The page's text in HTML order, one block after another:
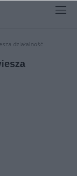
działalność